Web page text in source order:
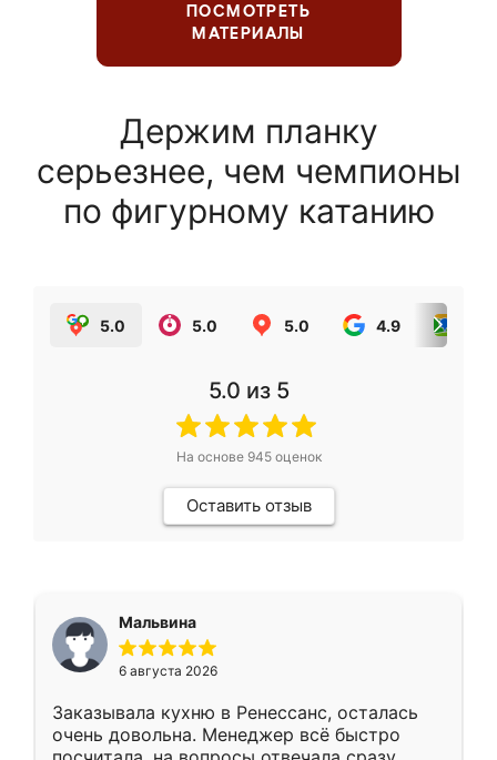
ПОСМОТРЕТЬ
МАТЕРИАЛЫ
Держим планку
серьезнее, чем чемпионы
по фигурному катанию
5.0 5.0 5.0 4.9
5.0 из 5
На основе 945оценок
Оставить отзыв
Мальвина
6 августа 2026
Заказывала кухню в Ренессанс, осталась
очень довольна. Менеджер всё быстро